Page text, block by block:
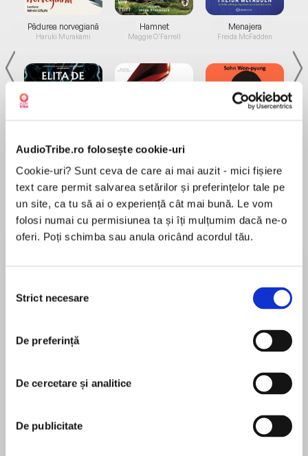
AudioTribe.ro folosește cookie-uri
Cookie-uri? Sunt ceva de care ai mai auzit - mici fișiere
text care permit salvarea setărilor și preferințelor tale pe
un site, ca tu să ai o experiență cât mai bună. Le vom
folosi numai cu permisiunea ta și îți mulțumim dacă ne-o
oferi. Poți schimba sau anula oricând acordul tău.
consimțământului
Strict necesare
De preferință
De cercetare și analitice
De publicitate
Pădurea norvegiană
Haruki Murakami
Elita de Argint (Elita
Hamnet
Maggie O'Farrell
Diavolul se îmbracă de
Menajera
Freida McFadden
Desprecarte
despre putere, ecologie și destin. Lumea pe
nu este doar decorul unei epopei, ci o oglindă a
civilizației umane, cu obsesiile, iluziile și
Atreides, moștenitorul unei familii nobile trimise
să guverneze Arrakis, singura sursă din univers a
mirodeniei melanj, o substanță care extinde
conștiința și face posibilă călătoria spațială.
MAI MULT
pentru această carte